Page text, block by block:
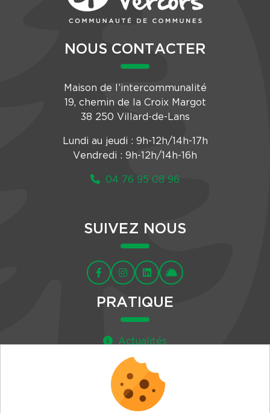
NOUS CONTACTER
Maison de l’intercommunalité
19, chemin de la Croix Margot
38 250 Villard-de-Lans
Lundi au jeudi : 9h-12h/14h-17h
Vendredi : 9h-12h/14h-16h
04 76 95 08 96
SUIVEZ NOUS
PRATIQUE
Actualités
Agenda
Newsletter